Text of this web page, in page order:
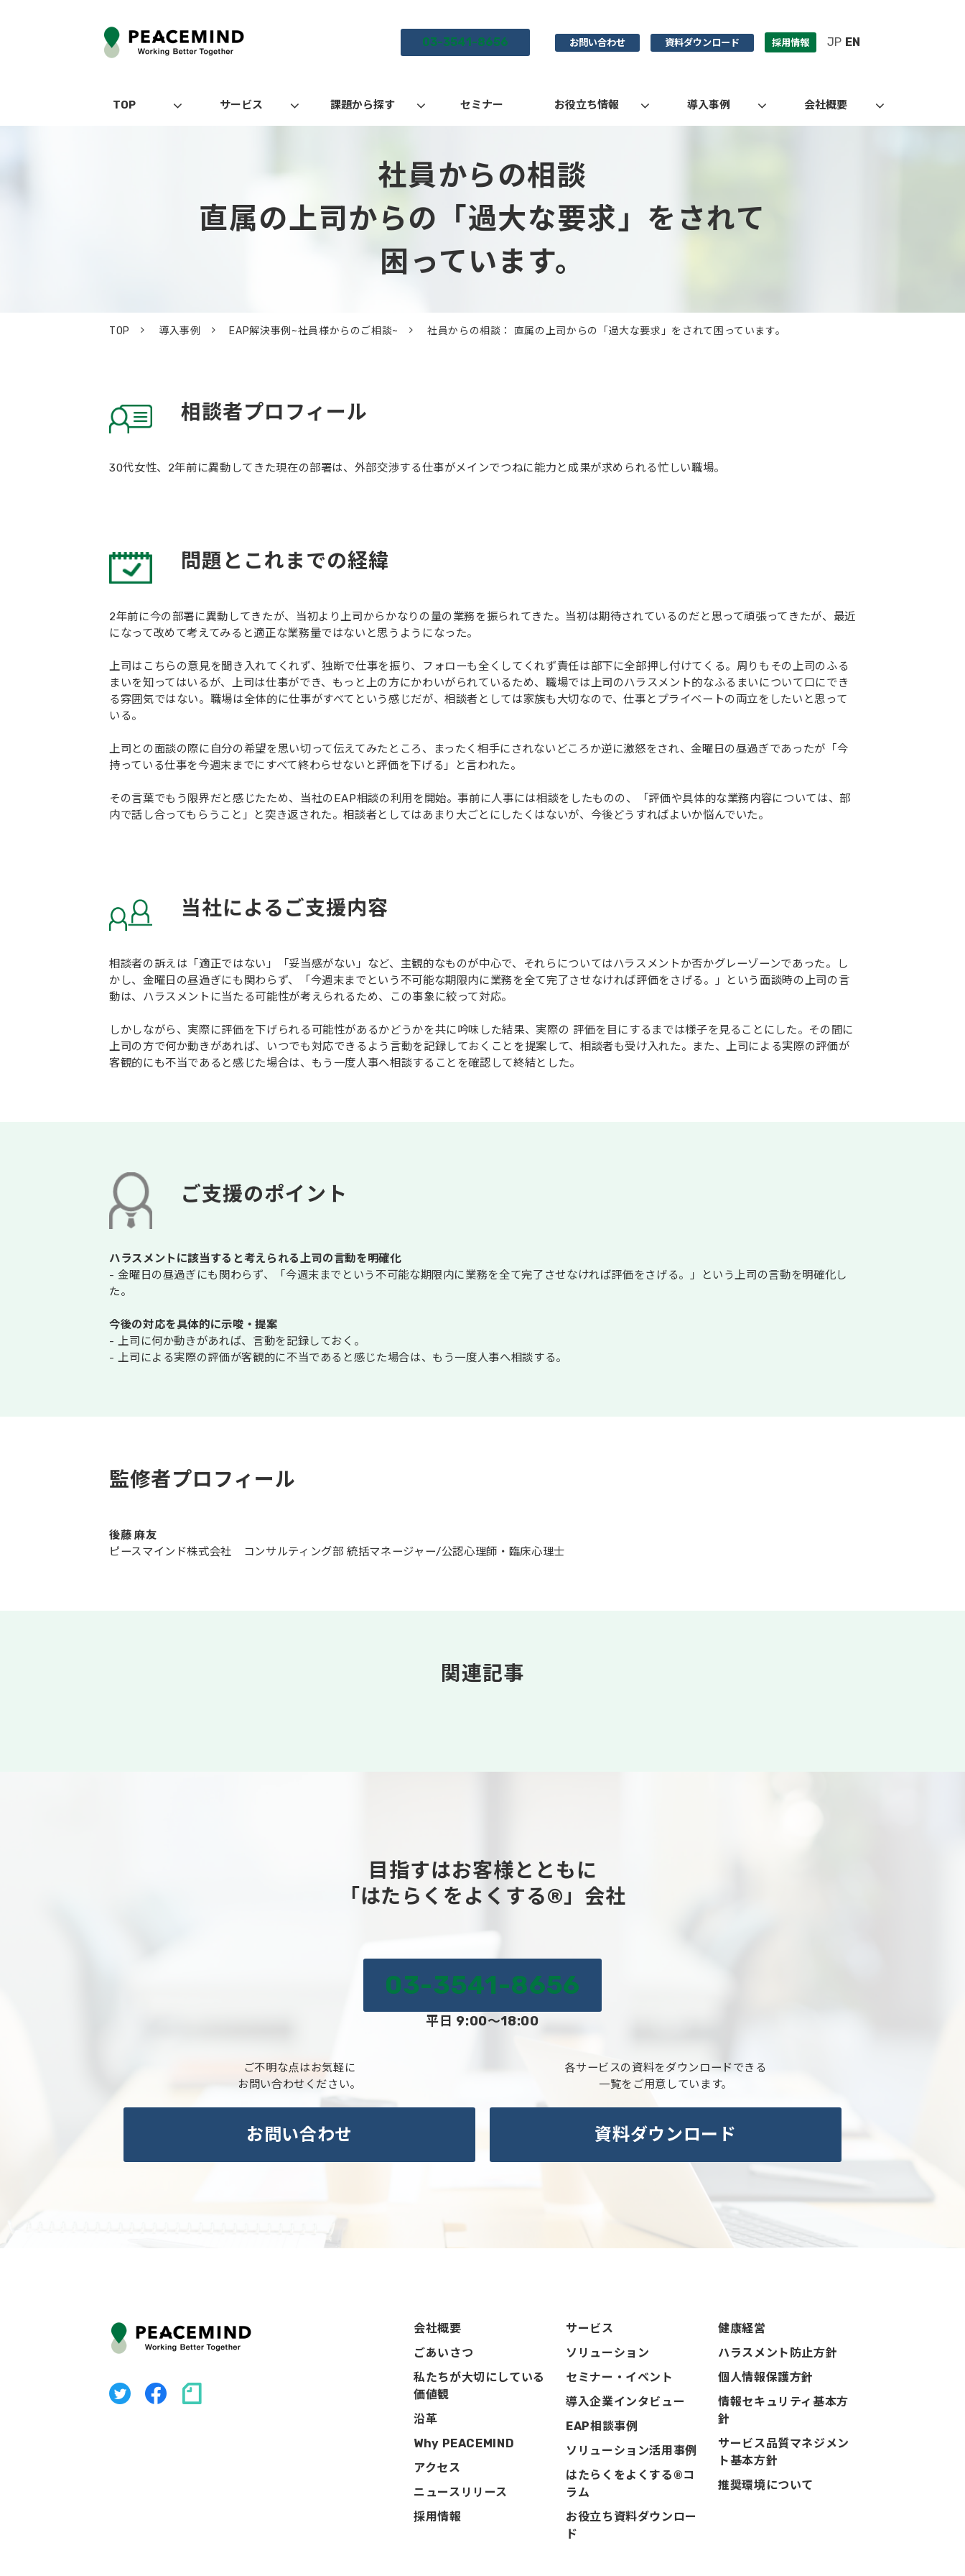
03-3541-8656 お問い合わせ 資料ダウンロード 採用情報 JP EN
TOP サービス 課題から探す セミナー お役立ち情報 導入事例 会社概要
社員からの相談
直属の上司からの「過大な要求」をされて
困っています。
TOP 導入事例 EAP解決事例~社員様からのご相談~ 社員からの相談： 直属の上司からの「過大な要求」をされて困っています。
相談者プロフィール
30代女性、2年前に異動してきた現在の部署は、外部交渉する仕事がメインでつねに能力と成果が求められる忙しい職場。
問題とこれまでの経緯
2年前に今の部署に異動してきたが、当初より上司からかなりの量の業務を振られてきた。当初は期待されているのだと思って頑張ってきたが、最近
になって改めて考えてみると適正な業務量ではないと思うようになった。
上司はこちらの意見を聞き入れてくれず、独断で仕事を振り、フォローも全くしてくれず責任は部下に全部押し付けてくる。周りもその上司のふる
まいを知ってはいるが、上司は仕事ができ、もっと上の方にかわいがられているため、職場では上司のハラスメント的なふるまいについて口にでき
る雰囲気ではない。職場は全体的に仕事がすべてという感じだが、相談者としては家族も大切なので、仕事とプライベートの両立をしたいと思って
いる。
上司との面談の際に自分の希望を思い切って伝えてみたところ、まったく相手にされないどころか逆に激怒をされ、金曜日の昼過ぎであったが「今
持っている仕事を今週末までにすべて終わらせないと評価を下げる」と言われた。
その言葉でもう限界だと感じたため、当社のEAP相談の利用を開始。事前に人事には相談をしたものの、「評価や具体的な業務内容については、部
内で話し合ってもらうこと」と突き返された。相談者としてはあまり大ごとにしたくはないが、今後どうすればよいか悩んでいた。
当社によるご支援内容
相談者の訴えは「適正ではない」「妥当感がない」など、主観的なものが中心で、それらについてはハラスメントか否かグレーゾーンであった。し
かし、金曜日の昼過ぎにも関わらず、「今週末までという不可能な期限内に業務を全て完了させなければ評価をさげる。」という面談時の上司の言
動は、ハラスメントに当たる可能性が考えられるため、この事象に絞って対応。
しかしながら、実際に評価を下げられる可能性があるかどうかを共に吟味した結果、実際の 評価を目にするまでは様子を見ることにした。その間に
上司の方で何か動きがあれば、いつでも対応できるよう言動を記録しておくことを提案して、相談者も受け入れた。また、上司による実際の評価が
客観的にも不当であると感じた場合は、もう一度人事へ相談することを確認して終結とした。
ご支援のポイント
ハラスメントに該当すると考えられる上司の言動を明確化
- 金曜日の昼過ぎにも関わらず、「今週末までという不可能な期限内に業務を全て完了させなければ評価をさげる。」という上司の言動を明確化し
た。
今後の対応を具体的に示唆・提案
- 上司に何か動きがあれば、言動を記録しておく。
- 上司による実際の評価が客観的に不当であると感じた場合は、もう一度人事へ相談する。
監修者プロフィール
後藤 麻友
ピースマインド株式会社 コンサルティング部 統括マネージャー/公認心理師・臨床心理士
関連記事
目指すはお客様とともに
「はたらくをよくする®」会社
03-3541-8656
平日 9:00～18:00
ご不明な点はお気軽に
お問い合わせください。
お問い合わせ
各サービスの資料をダウンロードできる
一覧をご用意しています。
資料ダウンロード
会社概要
ごあいさつ
私たちが大切にしている
価値観
沿革
Why PEACEMIND
アクセス
ニュースリリース
採用情報
サービス
ソリューション
セミナー・イベント
導入企業インタビュー
EAP相談事例
ソリューション活用事例
はたらくをよくする®コ
ラム
お役立ち資料ダウンロー
ド
健康経営
ハラスメント防止方針
個人情報保護方針
情報セキュリティ基本方
針
サービス品質マネジメン
ト基本方針
推奨環境について